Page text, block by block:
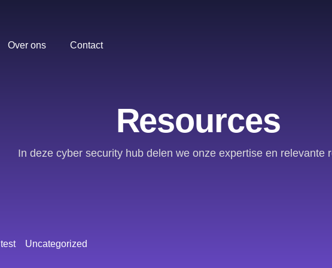
Over ons Contact
Resources
In deze cyber security hub delen we onze expertise en relevante
test Uncategorized